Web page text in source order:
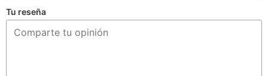
Tu reseña